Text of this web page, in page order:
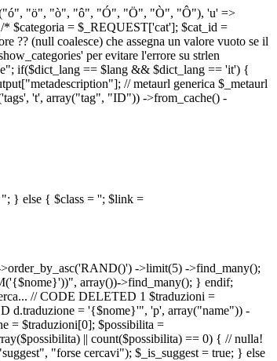
"ö", "ò", "ô", "Ó", "Ö", "Ò", "Ô"), 'u' =>
$categoria = $_REQUEST['cat']; $cat_id =
(null coalesce) che assegna un valore vuoto se il
per evitare l'errore su strlen
if($dict_lang == $lang && $dict_lang == 'it') {
// metaurl generica $_metaurl
't', array("tag", "ID")) ->from_cache() -
"; } else { $class = ''; $link =
->limit(5) ->find_many();
array())->find_many(); } endif;
// CODE DELETED 1 $traduzioni =
d.traduzione = '{$nome}'", 'p', array("name")) -
= $traduzioni[0]; $possibilita =
|| count($possibilita) == 0) { // nulla!
"forse cercavi"); $_is_suggest = true; } else